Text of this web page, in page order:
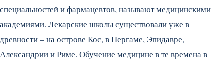
специальностей и фармацевтов, называют медицинскими
академиями. Лекарские школы существовали уже в
древности – на острове Кос, в Пергаме, Эпидавре,
Александрии и Риме. Обучение медицине в те времена в